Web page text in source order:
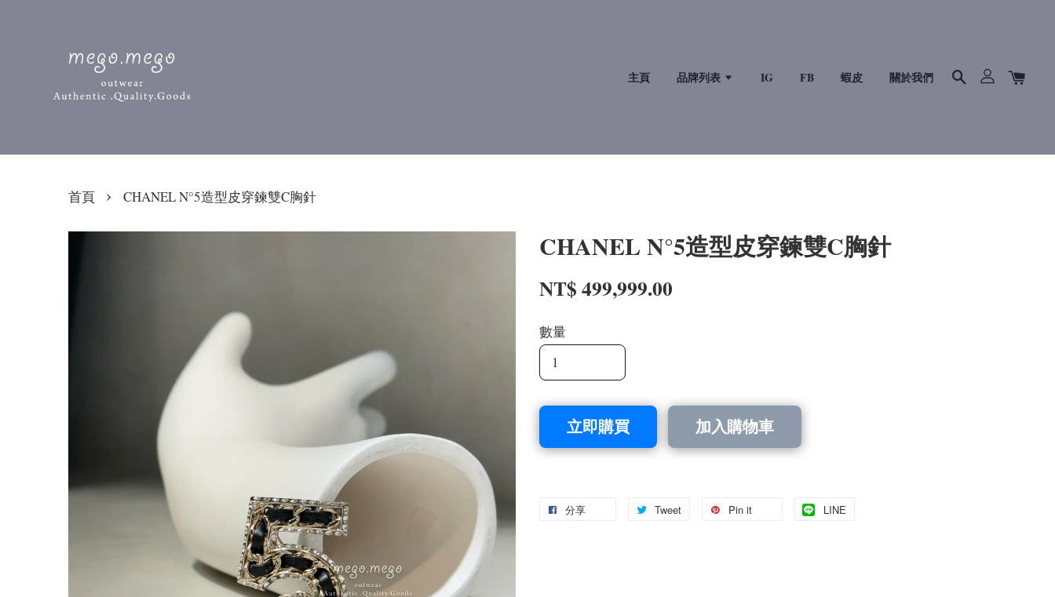
主頁 品牌列表 IG FB 蝦皮 關於我們
首頁 › CHANEL N°5造型皮穿鍊雙C胸針
CHANEL N°5造型皮穿鍊雙C胸針
NT$ 499,999.00
數量
立即購買 加入購物車
分享 Tweet Pin it LINE